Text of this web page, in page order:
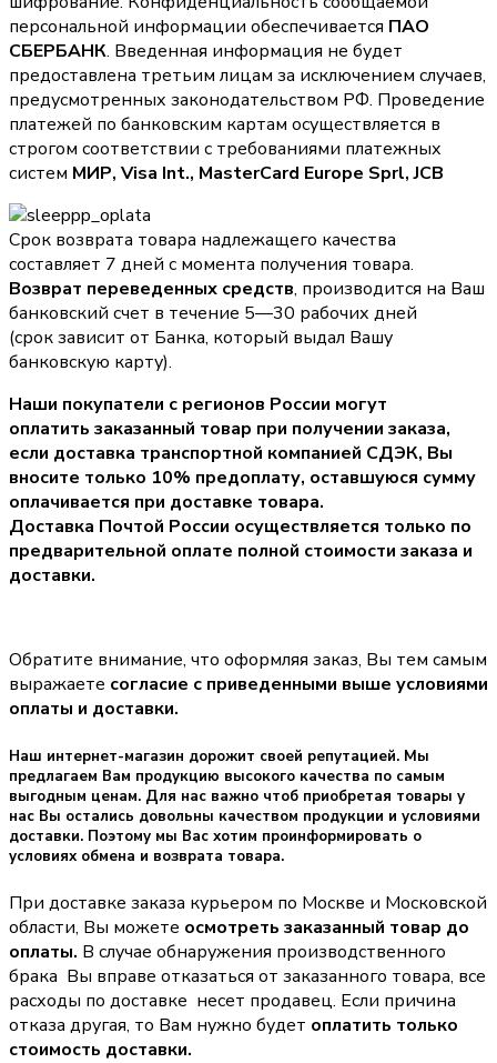
персональной информации обеспечивается ПАО
СБЕРБАНК. Введенная информация не будет
предоставлена третьим лицам за исключением случаев,
предусмотренных законодательством РФ. Проведение
платежей по банковским картам осуществляется в
строгом соответствии с требованиями платежных
систем МИР, Visa Int., MasterCard Europe Sprl, JCB
Срок возврата товара надлежащего качества
составляет 7 дней с момента получения товара.
Возврат переведенных средств, производится на Ваш
банковский счет в течение 5—30 рабочих дней
(срок зависит от Банка, который выдал Вашу
банковскую карту).
Наши покупатели с регионов России могут
оплатить заказанный товар при получении заказа,
если доставка транспортной компанией СДЭК, Вы
вносите только 10% предоплату, оставшуюся сумму
оплачивается при доставке товара.
Доставка Почтой России осуществляется только по
предварительной оплате полной стоимости заказа и
доставки.
Обратите внимание, что оформляя заказ, Вы тем самым
выражаете согласие с приведенными выше условиями
оплаты и доставки.
Наш интернет-магазин дорожит своей репутацией. Мы
предлагаем Вам продукцию высокого качества по самым
выгодным ценам. Для нас важно чтоб приобретая товары у
нас Вы остались довольны качеством продукции и условиями
доставки. Поэтому мы Вас хотим проинформировать о
условиях обмена и возврата товара.
При доставке заказа курьером по Москве и Московской
области, Вы можете осмотреть заказанный товар до
оплаты. В случае обнаружения производственного
брака Вы вправе отказаться от заказанного товара, все
расходы по доставке несет продавец. Если причина
отказа другая, то Вам нужно будет оплатить только
стоимость доставки.